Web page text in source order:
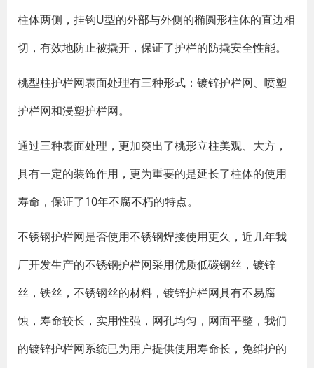
柱体两侧，挂钩U型的外部与外侧的椭圆形柱体的直边相
切，有效地防止被撬开，保证了护栏的防撬安全性能。
桃型柱护栏网表面处理有三种形式：镀锌护栏网、喷塑
护栏网和浸塑护栏网。
通过三种表面处理，更加突出了桃形立柱美观、大方，
具有一定的装饰作用，更为重要的是延长了柱体的使用
寿命，保证了10年不腐不朽的特点。
不锈钢护栏网是否使用不锈钢焊接使用更久，近几年我
厂开发生产的不锈钢护栏网采用优质低碳钢丝，镀锌
丝，铁丝，不锈钢丝的材料，镀锌护栏网具有不易腐
蚀，寿命较长，实用性强，网孔均匀，网面平整，我们
的镀锌护栏网系统已为用户提供使用寿命长，免维护的